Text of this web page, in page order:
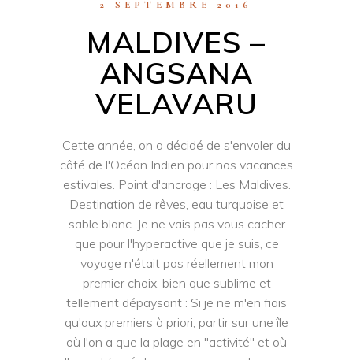
2 SEPTEMBRE 2016
MALDIVES –
ANGSANA
VELAVARU
Cette année, on a décidé de s'envoler du
côté de l'Océan Indien pour nos vacances
estivales. Point d'ancrage : Les Maldives.
Destination de rêves, eau turquoise et
sable blanc. Je ne vais pas vous cacher
que pour l'hyperactive que je suis, ce
voyage n'était pas réellement mon
premier choix, bien que sublime et
tellement dépaysant : Si je ne m'en fiais
qu'aux premiers à priori, partir sur une île
où l'on a que la plage en "activité" et où